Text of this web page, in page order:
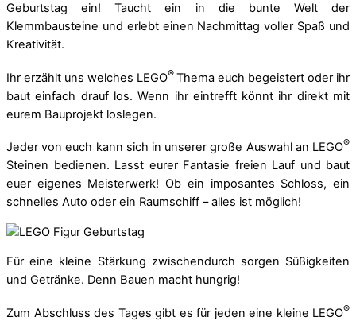
Geburtstag ein! Taucht ein in die bunte Welt der
Klemmbausteine und erlebt einen Nachmittag voller Spaß und
Kreativität.
Ihr erzählt uns welches LEGO® Thema euch begeistert oder ihr
baut einfach drauf los. Wenn ihr eintrefft könnt ihr direkt mit
eurem Bauprojekt loslegen.
Jeder von euch kann sich in unserer große Auswahl an LEGO®
Steinen bedienen. Lasst eurer Fantasie freien Lauf und baut
euer eigenes Meisterwerk! Ob ein imposantes Schloss, ein
schnelles Auto oder ein Raumschiff – alles ist möglich!
Für eine kleine Stärkung zwischendurch sorgen Süßigkeiten
und Getränke. Denn Bauen macht hungrig!
Zum Abschluss des Tages gibt es für jeden eine kleine LEGO®